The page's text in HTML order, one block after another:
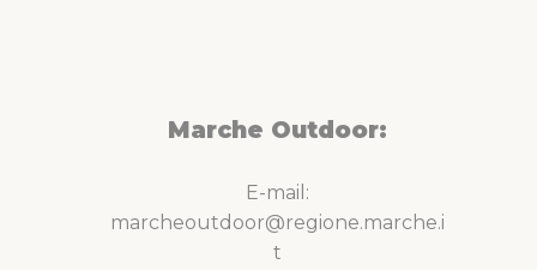
Marche Outdoor:
E-mail:
marcheoutdoor@regione.marche.i
t